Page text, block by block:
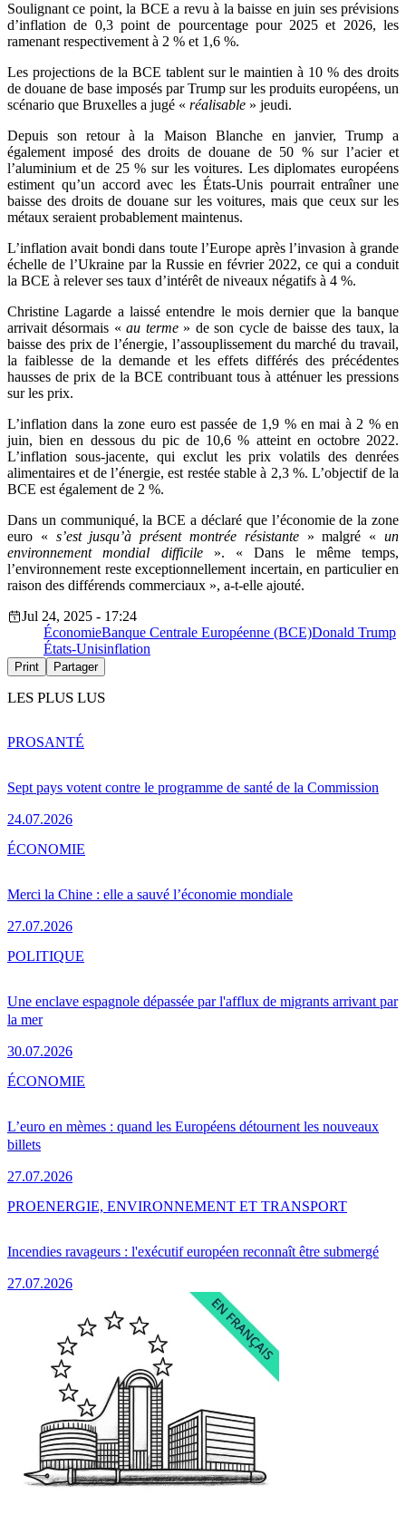
Soulignant ce point, la BCE a revu à la baisse en juin ses prévisions
d’inflation de 0,3 point de pourcentage pour 2025 et 2026, les
ramenant respectivement à 2 % et 1,6 %.
Les projections de la BCE tablent sur le maintien à 10 % des droits
de douane de base imposés par Trump sur les produits européens, un
scénario que Bruxelles a jugé « réalisable » jeudi.
Depuis son retour à la Maison Blanche en janvier, Trump a
également imposé des droits de douane de 50 % sur l’acier et
l’aluminium et de 25 % sur les voitures. Les diplomates européens
estiment qu’un accord avec les États-Unis pourrait entraîner une
baisse des droits de douane sur les voitures, mais que ceux sur les
métaux seraient probablement maintenus.
L’inflation avait bondi dans toute l’Europe après l’invasion à grande
échelle de l’Ukraine par la Russie en février 2022, ce qui a conduit
la BCE à relever ses taux d’intérêt de niveaux négatifs à 4 %.
Christine Lagarde a laissé entendre le mois dernier que la banque
arrivait désormais «au terme» de son cycle de baisse des taux, la
baisse des prix de l’énergie, l’assouplissement du marché du travail,
la faiblesse de la demande et les effets différés des précédentes
hausses de prix de la BCE contribuant tous à atténuer les pressions
sur les prix.
L’inflation dans la zone euro est passée de 1,9 % en mai à 2 % en
juin, bien en dessous du pic de 10,6 % atteint en octobre 2022.
L’inflation sous-jacente, qui exclut les prix volatils des denrées
alimentaires et de l’énergie, est restée stable à 2,3 %. L’objectif de la
BCE est également de 2 %.
Dans un communiqué, la BCE a déclaré que l’économie de la zone
euro « s’est jusqu’à présent montrée résistante» malgré «un
environnement mondial difficile». « Dans le même temps,
l’environnement reste exceptionnellement incertain, en particulier en
raison des différends commerciaux », a-t-elle ajouté.
Jul 24, 2025 - 17:24
ÉconomieBanque Centrale Européenne (BCE)Donald Trump
États-Unisinflation
Print Partager
LES PLUS LUS
Sept pays votent contre le programme de santé de la Commission
24.07.2026
PROSANTÉ
Merci la Chine : elle a sauvé l’économie mondiale
27.07.2026
ÉCONOMIE
Une enclave espagnole dépassée par l'afflux de migrants arrivant par
la mer
30.07.2026
POLITIQUE
L’euro en mèmes : quand les Européens détournent les nouveaux
billets
27.07.2026
ÉCONOMIE
Incendies ravageurs : l'exécutif européen reconnaît être submergé
27.07.2026
PROENERGIE, ENVIRONNEMENT ET TRANSPORT